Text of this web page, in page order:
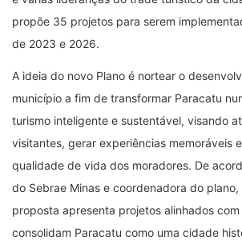
propõe 35 projetos para serem
de 2023 e 2026.
A ideia do novo Plano é nortear o
município a fim de transformar Paracatu
turismo inteligente e sustentável, visando
visitantes, gerar experiências memoráveis
qualidade de vida dos moradores. De
do Sebrae Minas e coordenadora do plano,
proposta apresenta projetos alinhados
consolidam Paracatu como uma cidade